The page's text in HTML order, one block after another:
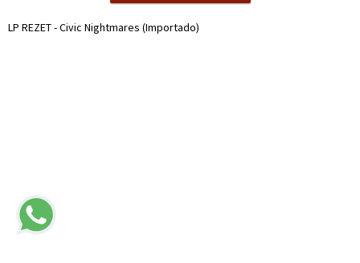
LP REZET - Civic Nightmares (Importado)